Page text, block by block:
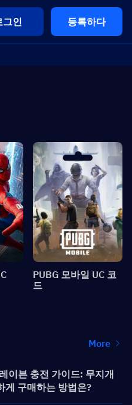
그인 등록하다
PUBG 모바일 UC 코
드
More
이븐 충전 가이드: 무지개
게 구매하는 방법은?